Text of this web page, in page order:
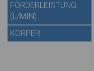
FÖRDERLEISTUNG
(L/MIN)
KÖRPER